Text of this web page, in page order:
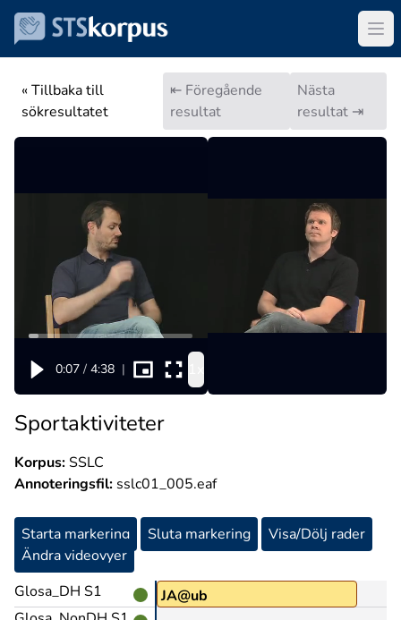
« Tillbaka till
sökresultatet
⇤ Föregående
resultat
Nästa
resultat ⇥
0:07 / 4:38 |
Sportaktiviteter
Korpus:SSLC
Annoteringsfil: sslc01_005.eaf
Starta markering Sluta markering
Visa/Dölj rader
Ändra videovyer
Glosa_DH S1
JA@ub